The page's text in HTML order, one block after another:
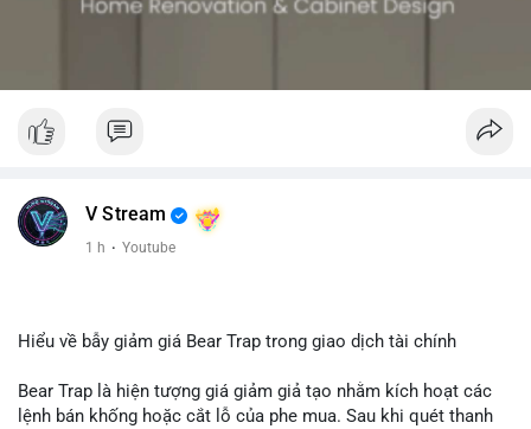
V Stream
1 h · Youtube
Hiểu về bẫy giảm giá Bear Trap trong giao dịch tài chính
Bear Trap là hiện tượng giá giảm giả tạo nhằm kích hoạt các
lệnh bán khống hoặc cắt lỗ của phe mua. Sau khi quét thanh